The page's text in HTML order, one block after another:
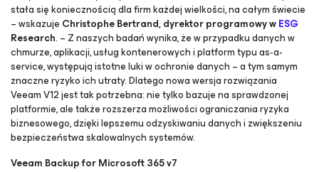
stała się koniecznością dla firm każdej wielkości, na całym świecie
– wskazuje Christophe Bertrand, dyrektor programowy wESG
Research. – Z naszych badań wynika, że w przypadku danych w
chmurze, aplikacji, usług kontenerowych i platform typu as-a-
service, występują istotne luki w ochronie danych –a tym samym
znaczne ryzyko ich utraty. Dlatego nowa wersja rozwiązania
Veeam V12 jest tak potrzebna: nie tylko bazuje na sprawdzonej
platformie, ale także rozszerza możliwości ograniczania ryzyka
biznesowego, dzięki lepszemu odzyskiwaniu danych i zwiększeniu
bezpieczeństwa skalowalnych systemów.
Veeam Backupfor Microsoft 365v7